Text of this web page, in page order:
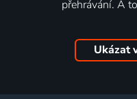
přehrávání. A
Ukázat